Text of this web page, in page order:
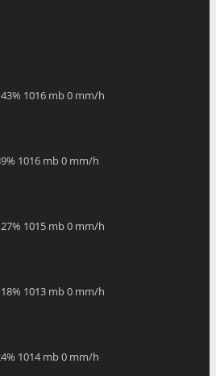
43% 1016 mb0 mm/h
1016 mb0 mm/h
27% 1015 mb0 mm/h
18% 1013 mb0 mm/h
1014 mb0 mm/h